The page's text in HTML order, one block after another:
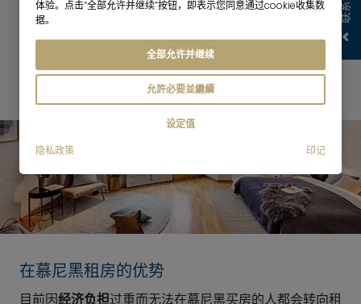
您的融资
在慕尼黑租房的优势
目前因经济负担过重而无法在慕尼黑买房的人都会转向租
体验。点击“全部允许并继续”按钮，即表示您同意通过cookie收集数
据。
全部允许并继续
允許必要並繼續
设定值
隐私政策
印记